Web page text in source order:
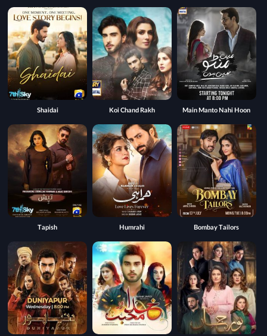
Main Manto Nahi Hoon
Koi Chand Rakh
Shaidai
Bombay Tailors
Humrahi
Tapish